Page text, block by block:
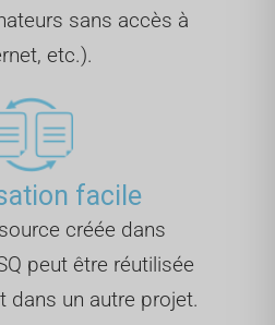
sans accès à
etc.).
facile
créée dans
peut être réutilisée
dans un autre projet.